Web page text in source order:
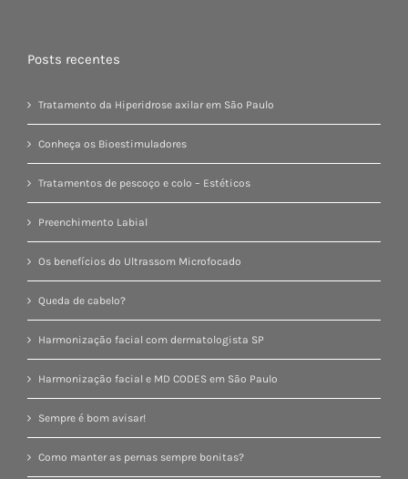
Posts recentes
Tratamento da Hiperidrose axilar em São Paulo
Conheça os Bioestimuladores
Tratamentos de pescoço e colo – Estéticos
Preenchimento Labial
Os benefícios do Ultrassom Microfocado
Queda de cabelo?
Harmonização facial com dermatologista SP
Harmonização facial e MD CODES em São Paulo
Sempre é bom avisar!
Como manter as pernas sempre bonitas?